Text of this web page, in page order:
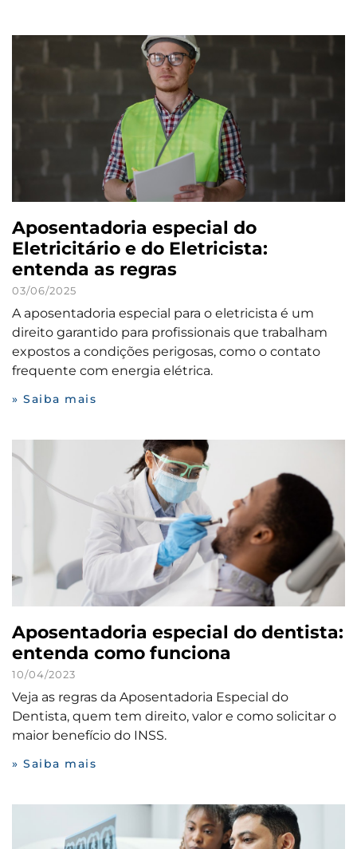
Aposentadoria especial do
Eletricitário e do Eletricista:
entenda as regras
03/06/2025
A aposentadoria especial para o eletricista é um
direito garantido para profissionais que trabalham
expostos a condições perigosas, como o contato
frequente com energia elétrica.
» Saiba mais
Aposentadoria especial do dentista:
entenda como funciona
10/04/2023
Veja as regras da Aposentadoria Especial do
Dentista, quem tem direito, valor e como solicitar o
maior benefício do INSS.
» Saiba mais